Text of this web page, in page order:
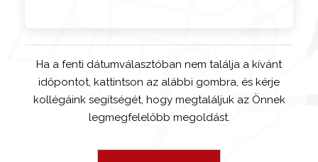
Ha a fenti dátumválasztóban nem találja a kívánt
időpontot, kattintson az alábbi gombra, és kérje
kollégáink segítségét, hogy megtaláljuk az Önnek
legmegfelelőbb megoldást.